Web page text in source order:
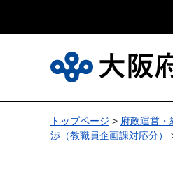
トップページ > 府政運営・
渉（教職員企画課対応分）